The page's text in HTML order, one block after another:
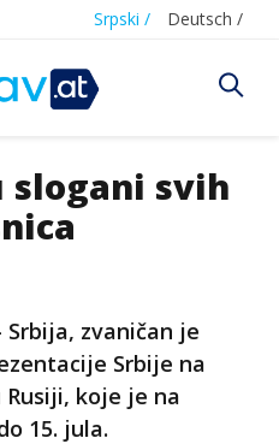
Srpski / Deutsch /
slogani svih
Srbija, zvaničan je
Srbije na
koje je na
15. jula.